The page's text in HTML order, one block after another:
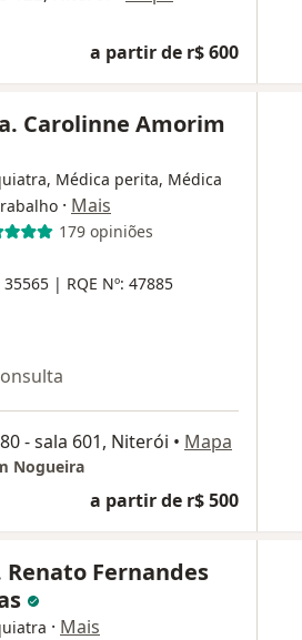
a partir de r$ 600
Carolinne Amorim
Médica perita, Médica
· Mais
179 opiniões
35565 | RQE Nº: 47885
- sala 601, Niterói • Mapa
Nogueira
a partir de r$ 500
Renato Fernandes
· Mais